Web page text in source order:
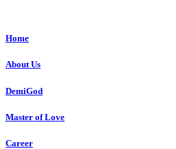
Home
About Us
DemiGod
Master of Love
Career